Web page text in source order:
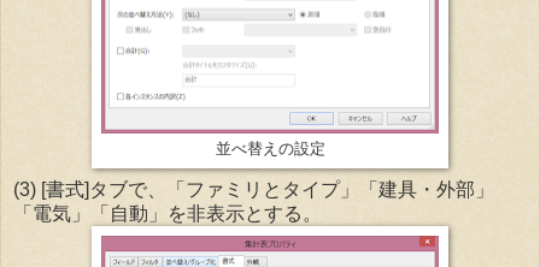
並べ替えの設定
(3) [書式]タブで、「ファミリとタイプ」「建具・外部」
「電気」「自動」を非表示とする。